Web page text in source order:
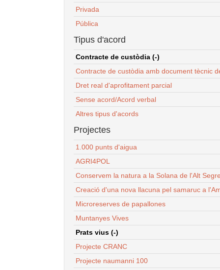
Privada
Pública
Tipus d'acord
Contracte de custòdia (-)
Contracte de custòdia amb document tècnic
Dret real d'aprofitament parcial
Sense acord/Acord verbal
Altres tipus d'acords
Projectes
1.000 punts d'aigua
AGRI4POL
Conservem la natura a la Solana de l'Alt
Creació d'una nova llacuna pel samaruc a
Microreserves de papallones
Muntanyes Vives
Prats vius (-)
Projecte CRANC
Projecte naumanni 100